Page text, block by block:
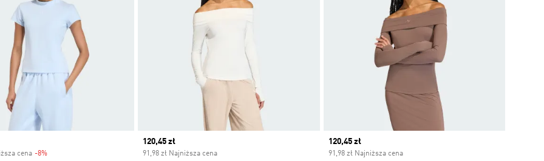
cena -8%Discount
Current price
120,45 zł
91,98 zł Najniższa cena
Current price
120,45 zł
91,98 zł Najniższa cena